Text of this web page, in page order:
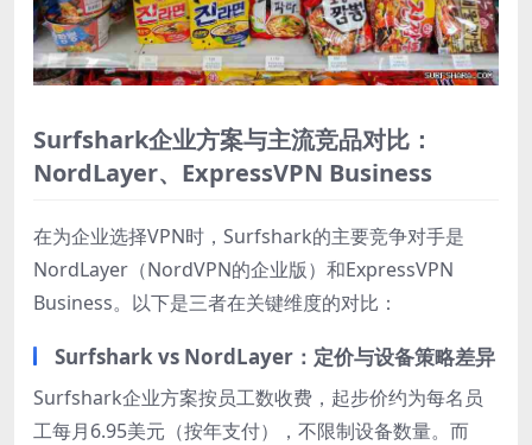
Surfshark企业方案与主流竞品对比：
NordLayer、ExpressVPN Business
在为企业选择VPN时，Surfshark的主要竞争对手是
NordLayer（NordVPN的企业版）和ExpressVPN
Business。以下是三者在关键维度的对比：
Surfshark vs NordLayer：定价与设备策略差异
Surfshark企业方案按员工数收费，起步价约为每名员
工每月6.95美元（按年支付），不限制设备数量。而